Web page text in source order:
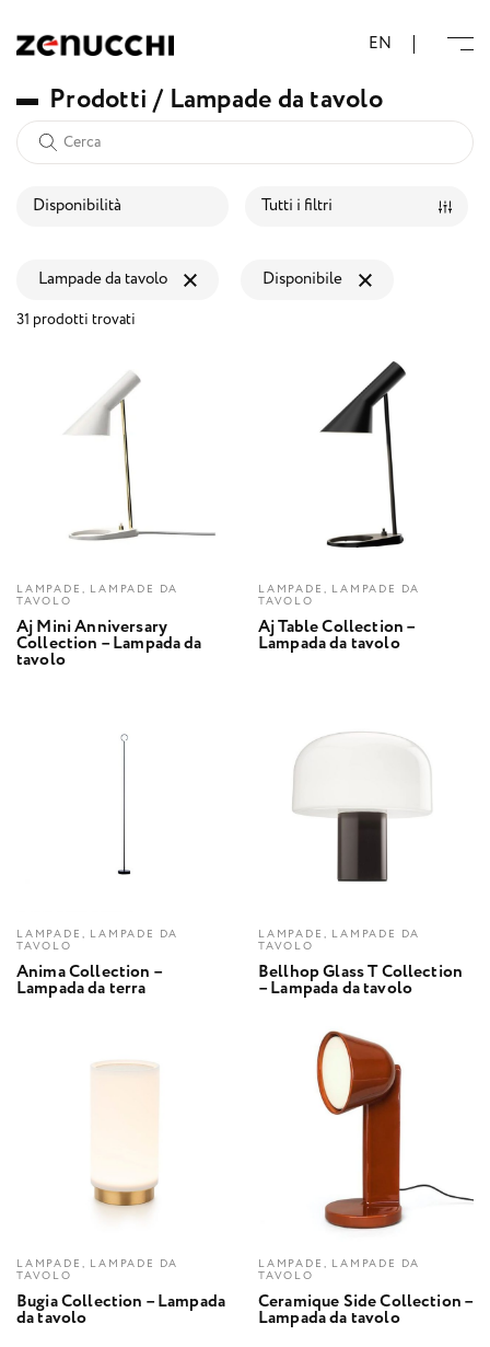
EN
Prodotti/ Lampade da tavolo
Disponibilità Tutti i filtri
Lampade da tavolo Disponibile
31 prodotti trovati
LAMPADE, LAMPADE DA
TAVOLO
Aj Mini Anniversary
Collection – Lampada da
tavolo
LAMPADE, LAMPADE DA
TAVOLO
Aj Table Collection –
Lampada da tavolo
LAMPADE, LAMPADE DA
TAVOLO
Anima Collection –
Lampada da terra
LAMPADE, LAMPADE DA
TAVOLO
Bellhop Glass T Collection
– Lampada da tavolo
LAMPADE, LAMPADE DA
TAVOLO
Bugia Collection – Lampada
da tavolo
LAMPADE, LAMPADE DA
TAVOLO
Ceramique Side Collection –
Lampada da tavolo